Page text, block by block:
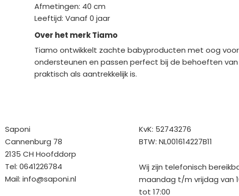
Afmetingen: 40 cm
Leeftijd: Vanaf 0 jaar
Over het merk Tiamo
Tiamo ontwikkelt zachte babyproducten met oog
ondersteunen en passen perfect bij de behoeften
praktisch als aantrekkelijk is.
Saponi
Cannenburg 78
2135 CH Hoofddorp
Tel: 0641226784
Mail: info@saponi.nl
KvK: 52743276
BTW: NL001614227B11
Wij zijn telefonisch
maandag t/m vrijdag van
tot 17:00